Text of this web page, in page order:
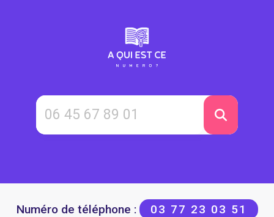
Numéro de téléphone : 03 77 23 03 51